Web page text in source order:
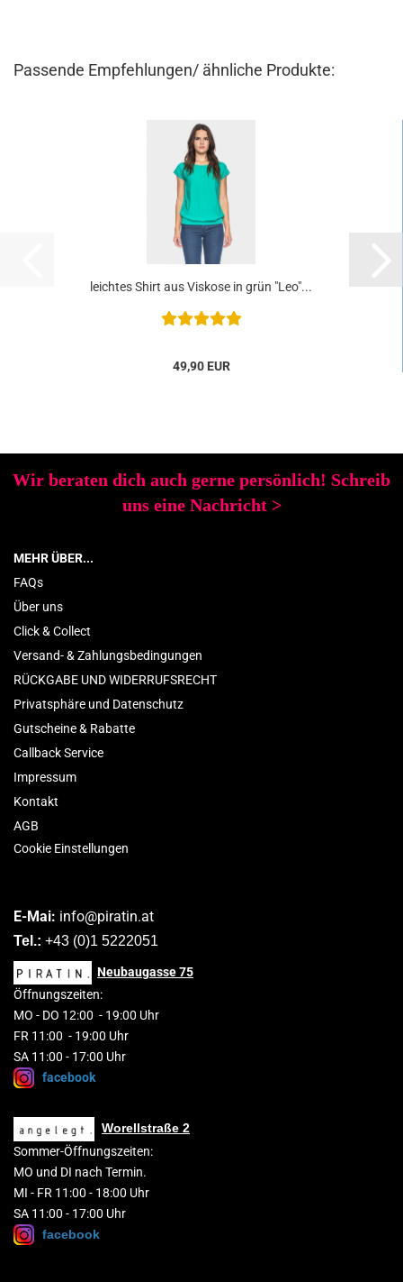
Passende Empfehlungen/ ähnliche Produkte:
leichtes Shirt aus Viskose in grün "Leo"...
49,90 EUR
Wir beraten dich auch gerne persönlich! Schreib
uns eine Nachricht >
MEHR ÜBER...
FAQs
Über uns
Click & Collect
Versand- & Zahlungsbedingungen
RÜCKGABE UND WIDERRUFSRECHT
Privatsphäre und Datenschutz
Gutscheine & Rabatte
Callback Service
Impressum
Kontakt
AGB
Cookie Einstellungen
E-Mai: info@piratin.at
Tel.: +43 (0)1 5222051
Neubaugasse75
Öffnungszeiten:
MO - DO 1 2:00 - 19:00 Uhr
FR 11:00 - 19:00 Uhr
SA 11:00 - 17:00 Uhr
facebook
Worellstraße 2
Sommer-Öffnungszeiten:
MO und DI nach Termin.
MI - FR 11:00 - 18:00 Uhr
SA 11:00 - 17:00 Uhr
facebook